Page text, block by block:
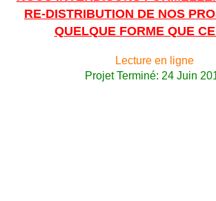
RE-DISTRIBUTION DE NOS
QUELQUE FORME QUE
Lecture en ligne
Projet Terminé: 24 Juin